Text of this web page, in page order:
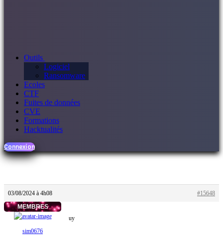
Outils
Logiciel
Ransomware
Ecoles
CTF
Fuites de données
CVE
Formations
Hacktualités
Connexion
03/08/2024 à 4h08
#15648
MEMBRES
sim0676
uy